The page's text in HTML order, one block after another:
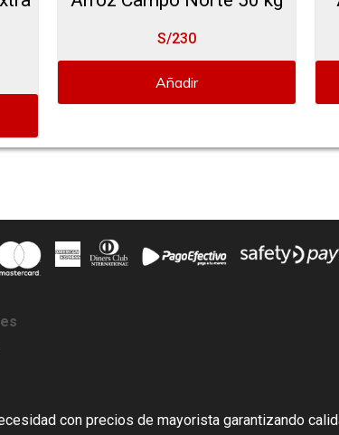
S/230
Añadir
con precios de mayorista garantizando